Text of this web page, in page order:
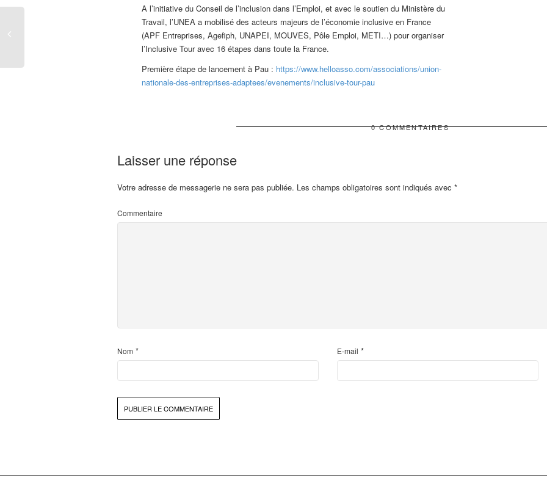
A l’initiative du Conseil de l’inclusion dans l’Emploi, et avec le soutien du Ministère du
Travail, l’UNEA a mobilisé des acteurs majeurs de l’économie inclusive en France
(APF Entreprises, Agefiph, UNAPEI, MOUVES, Pôle Emploi, METI…) pour organiser
l’Inclusive Tour avec 16 étapes dans toute la France.
Première étape de lancement à Pau : https://www.helloasso.com/associations/union-
nationale-des-entreprises-adaptees/evenements/inclusive-tour-pau
0 COMMENTAIRES
Laisser une réponse
Votre adresse de messagerie ne sera pas publiée. Les champs obligatoires sont indiqués avec *
Commentaire
Nom * E-mail *